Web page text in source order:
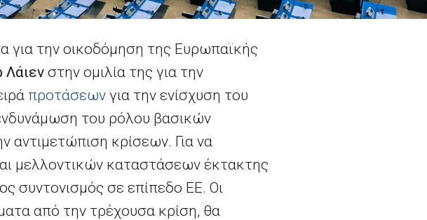
για την οικοδόμηση της Ευρωπαϊκής
Λάιεν στην ομιλία της για την
προτάσεων για την ενίσχυση του
του ρόλου βασικών
αντιμετώπιση κρίσεων. Για να
μελλοντικών καταστάσεων έκτακτης
συντονισμός σε επίπεδο ΕΕ. Οι
από την τρέχουσα κρίση, θα